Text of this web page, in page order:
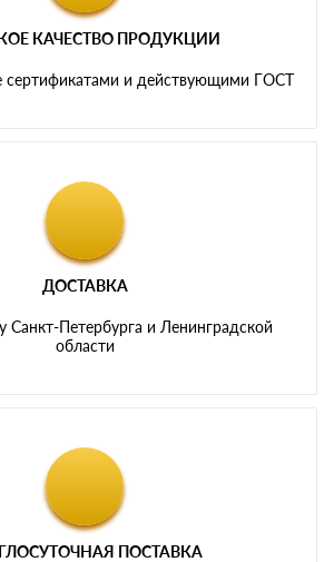
КАЧЕСТВО ПРОДУКЦИИ
сертификатами и действующими ГОСТ
ДОСТАВКА
Санкт-Петербурга и Ленинградской
области
ПОСТАВКА